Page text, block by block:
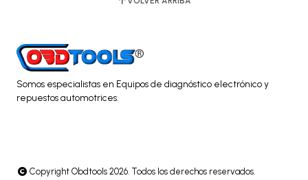
Somos especialistas en Equipos de diagnóstico electrónico y
repuestos automotrices.
Copyright Obdtools 2026. Todos los derechos reservados.